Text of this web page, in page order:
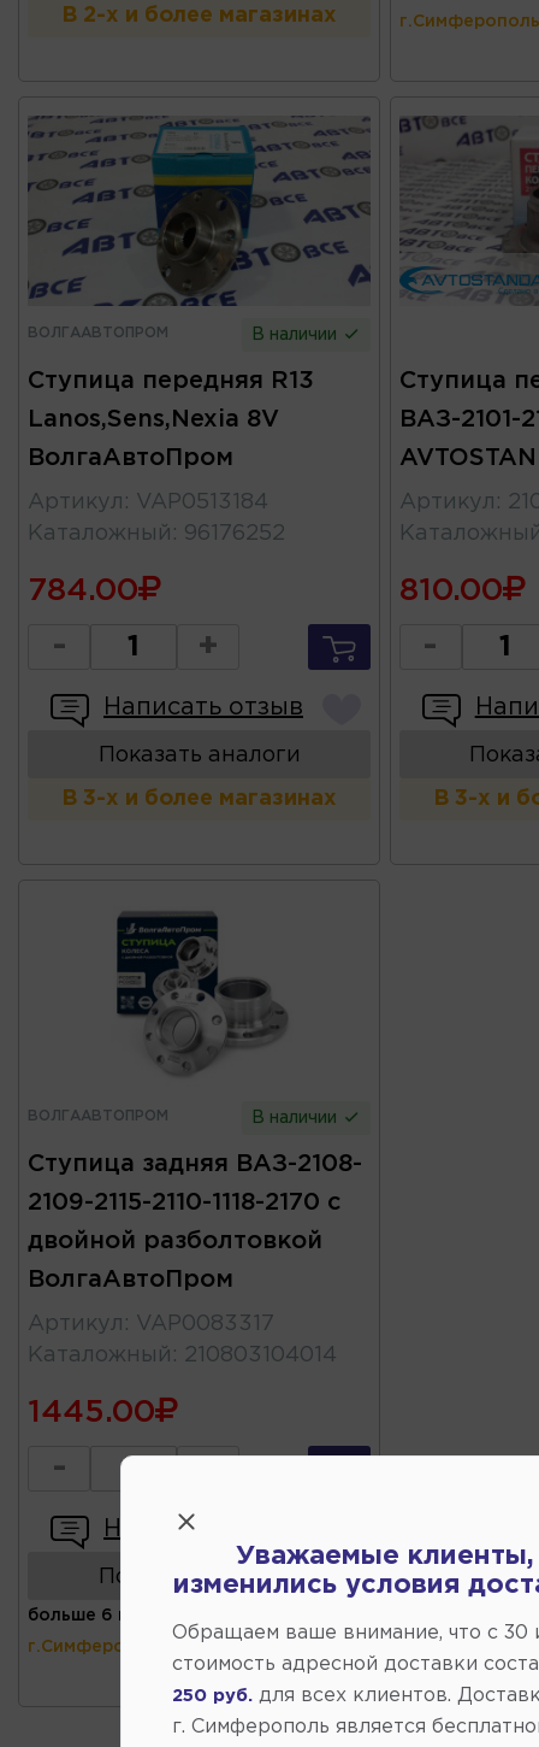
В 2-х и более магазинах
ВОЛГААВТОПРОМ В наличии
Ступица передняя R13
Lanos,Sens,Nexia 8V
ВолгаАвтоПром
Артикул : VAP0513184
Каталожный : 96176252
784.00
- +
Написать отзыв
Показать аналоги
В 3-х и более магазинах
Ступица
ВАЗ-2101-
Артикул :
810.00
-
В 3-х и
ВОЛГААВТОПРОМ В наличии
Ступица задняя ВАЗ-2108-
2109-2115-2110-1118-2170 с
двойной разболтовкой
ВолгаАвтоПром
Артикул : VAP0083317
Каталожный : 210803104014
1445.00
-
Написать отзыв
Показать аналоги
больше 6 шт
г.Симферополь)
Уважаемые клиенты,
изменились условия
Обращаем ваше внимание, что c 30
стоимость адресной доставки
250 руб.
для всех клиентов.
г. Симферополь является